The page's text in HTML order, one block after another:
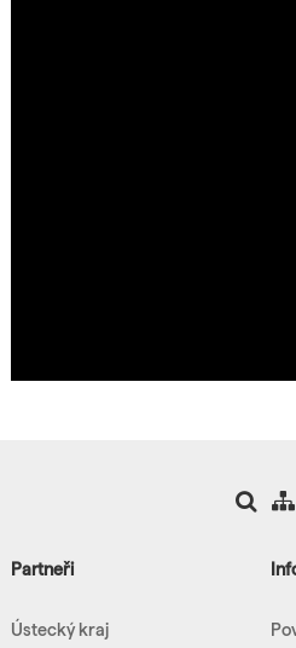
Partneři
Ústecký kraj